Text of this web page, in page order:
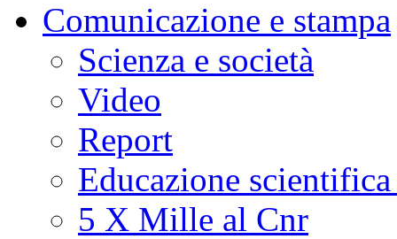
Comunicazione e stampa
Scienza e società
Video
Report
Educazione
5 X Mille al Cnr